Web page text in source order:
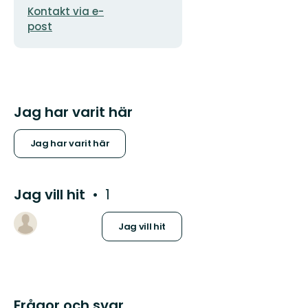
Kontakt via e-
post
Jag har varit här
Jag har varit här
Jag vill hit 1
Jag vill hit